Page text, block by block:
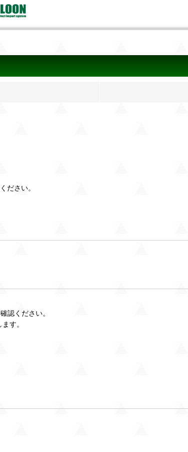
ださい。
認ください。
す。